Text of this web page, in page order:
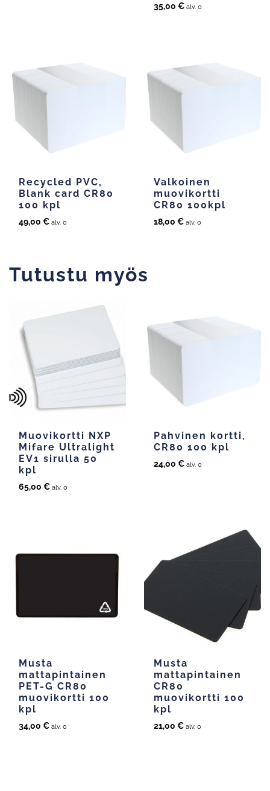
35,00 € alv. 0
Recycled PVC,
Blank card CR80
100 kpl
49,00 € alv. 0
Valkoinen
muovikortti
CR80 100kpl
18,00 € alv. 0
Tutustu myös
Muovikortti NXP
Mifare Ultralight
EV1 sirulla 50
kpl
65,00 € alv. 0
Pahvinen kortti,
CR80 100 kpl
24,00 € alv. 0
Musta
mattapintainen
PET-G CR80
muovikortti 100
kpl
34,00 € alv. 0
Musta
mattapintainen
CR80
muovikortti 100
kpl
21,00 € alv. 0